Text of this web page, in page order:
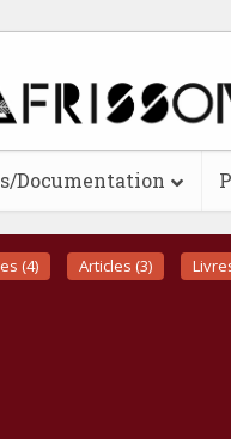
Documentation
(4) Articles (3)